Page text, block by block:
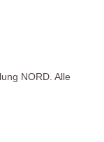
NORD. Alle